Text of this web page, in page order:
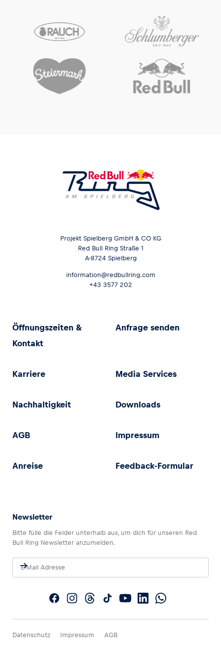
Projekt Spielberg GmbH & CO KG
Red Bull Ring Straße 1
A-8724 Spielberg
information@redbullring.com
+43 3577 202
Öffnungszeiten &
Kontakt
Anfrage senden
Karriere Media Services
Nachhaltigkeit Downloads
AGB Impressum
Anreise Feedback-Formular
Newsletter
Bitte fülle die Felder unterhalb aus, um dich für unseren Red
Bull Ring Newsletter anzumelden.
Datenschutz Impressum AGB